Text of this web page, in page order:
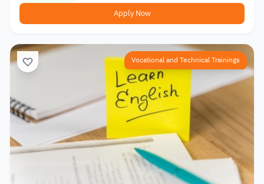
Apply Now
Vocational and Technical Trainings